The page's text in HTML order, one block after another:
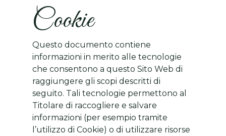
Cookie
Questo documento contiene
informazioni in merito alle tecnologie
che consentono a questo Sito Web di
raggiungere gli scopi descritti di
seguito. Tali tecnologie permettono al
Titolare di raccogliere e salvare
informazioni (per esempio tramite
l’utilizzo di Cookie) o di utilizzare risorse